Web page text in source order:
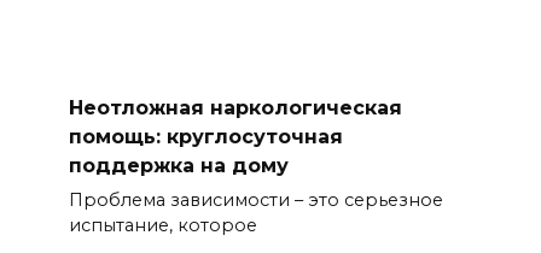
Неотложная наркологическая
помощь: круглосуточная
поддержка на дому
Проблема зависимости – это серьезное
испытание, которое